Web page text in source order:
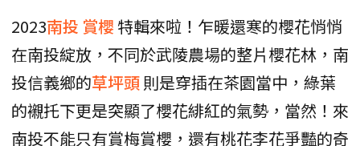
2023南投 賞櫻 特輯來啦！乍暖還寒的櫻花悄悄
在南投綻放，不同於武陵農場的整片櫻花林，南
投信義鄉的草坪頭 則是穿插在茶園當中，綠葉
的襯托下更是突顯了櫻花緋紅的氣勢，當然！來
南投不能只有賞梅賞櫻，還有桃花李花爭豔的奇